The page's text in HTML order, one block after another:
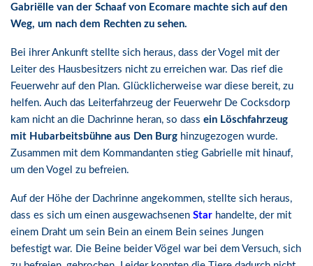
Gabriëlle van der Schaaf von Ecomare machte sich auf den
Weg, um nach dem Rechten zu sehen.
Bei ihrer Ankunft stellte sich heraus, dass der Vogel mit der
Leiter des Hausbesitzers nicht zu erreichen war. Das rief die
Feuerwehr auf den Plan. Glücklicherweise war diese bereit, zu
helfen. Auch das Leiterfahrzeug der Feuerwehr De Cocksdorp
kam nicht an die Dachrinne heran, so dass ein Löschfahrzeug
mit Hubarbeitsbühne aus Den Burg hinzugezogen wurde.
Zusammen mit dem Kommandanten stieg Gabrielle mit hinauf,
um den Vogel zu befreien.
Auf der Höhe der Dachrinne angekommen, stellte sich heraus,
dass es sich um einen ausgewachsenen Star handelte, der mit
einem Draht um sein Bein an einem Bein seines Jungen
befestigt war. Die Beine beider Vögel war bei dem Versuch, sich